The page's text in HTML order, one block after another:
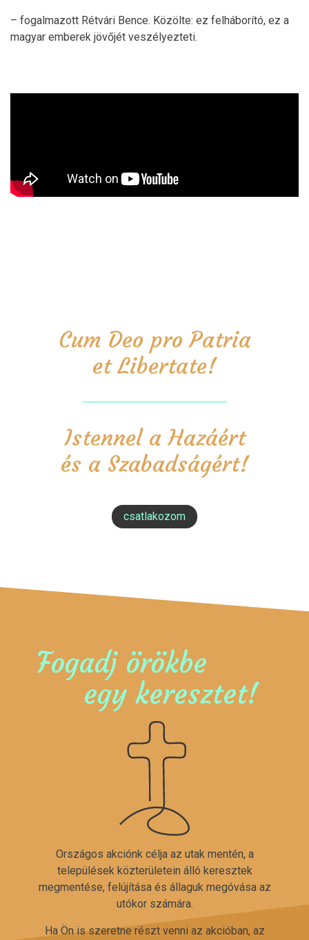
– fogalmazott Rétvári Bence. Közölte: ez felháborító, ez a
magyar emberek jövőjét veszélyezteti.
Cum Deo pro Patria
et Libertate!
Istennel a Hazáért
és a Szabadságért!
csatlakozom
Fogadj örökbe
egy keresztet!
Országos akciónk célja az utak mentén, a
települések közterületein álló keresztek
megmentése, felújítása és állaguk megóvása az
utókor számára.
Ha Ön is szeretne részt venni az akcióban, az